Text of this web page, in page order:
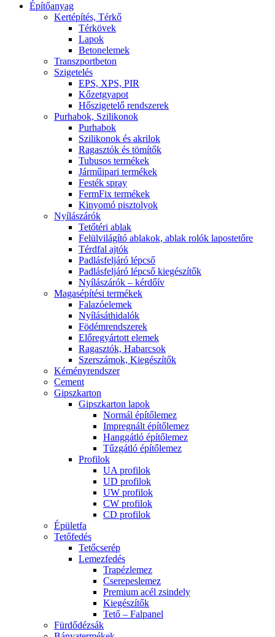
Építőanyag
Kertépítés, Térkő
Térkövek
Lapok
Betonelemek
Transzportbeton
Szigetelés
EPS, XPS, PIR
Kőzetgyapot
Hőszigetelő rendszerek
Purhabok, Szilikonok
Purhabok
Szilikonok és akrilok
Ragasztók és tömítők
Tubusos termékek
Járműipari termékek
Festék spray
FermFix termékek
Kinyomó pisztolyok
Nyílászárók
Tetőtéri ablak
Felülvilágító ablakok, ablak rolók lapostetőre
Térdfal ajtók
Padlásfeljáró lépcső
Padlásfeljáró lépcső kiegészítők
Nyílászárók – kérdőív
Magasépítési termékek
Falazóelemek
Nyílásáthidalók
Födémrendszerek
Előregyártott elemek
Ragasztók, Habarcsok
Szerszámok, Kiegészítők
Kéményrendszer
Cement
Gipszkarton
Gipszkarton lapok
Normál építőlemez
Impregnált építőlemez
Hanggátló építőlemez
Tűzgátló építőlemez
Profilok
UA profilok
UD profilok
UW profilok
CW profilok
CD profilok
Épületfa
Tetőfedés
Tetőcserép
Lemezfedés
Trapézlemez
Cserepeslemez
Premium acél zsindely
Kiegészítők
Tető – Falpanel
Fürdődézsák